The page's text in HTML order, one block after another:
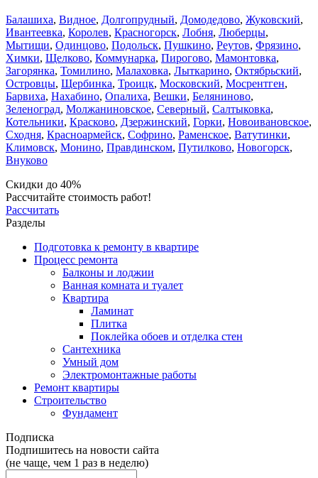
Балашиха, Видное, Долгопрудный, Домодедово, Жуковский,
Ивантеевка, Королев, Красногорск, Лобня, Люберцы,
Мытищи, Одинцово, Подольск, Пушкино, Реутов, Фрязино,
Химки, Щелково, Коммунарка, Пирогово, Мамонтовка,
Загорянка, Томилино, Малаховка, Лыткарино, Октябрьский,
Островцы, Щербинка, Троицк, Московский, Мосрентген,
Барвиха, Нахабино, Опалиха, Вешки, Беляниново,
Зеленоград, Молжаниновское, Северный, Салтыковка,
Котельники, Красково, Дзержинский, Горки, Новоивановское,
Сходня, Красноармейск, Софрино, Раменское, Ватутинки,
Климовск, Монино, Правдинском, Путилково, Новогорск,
Внуково
Скидки до 40%
Рассчитайте стоимость работ!
Рассчитать
Разделы
Подготовка к ремонту в квартире
Процесс ремонта
Балконы и лоджии
Ванная комната и туалет
Квартира
Ламинат
Плитка
Поклейка обоев и отделка стен
Сантехника
Умный дом
Электромонтажные работы
Ремонт квартиры
Строительство
Фундамент
Подписка
Подпишитесь на новости сайта
(не чаще, чем 1 раз в неделю)